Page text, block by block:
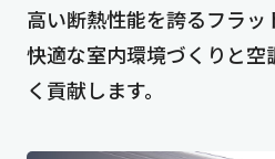
高い断熱性能を誇るフラッ
快適な室内環境づくりと空
く貢献します。